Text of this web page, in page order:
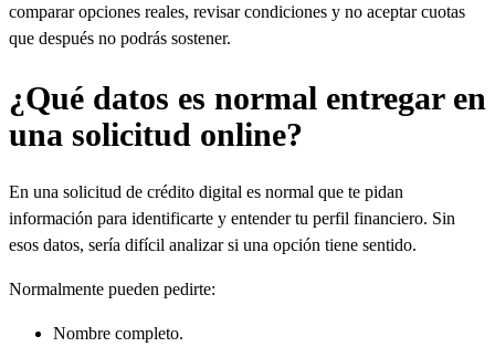
comparar opciones reales, revisar condiciones y no aceptar cuotas
que después no podrás sostener.
¿Qué datos es normal entregar en
una solicitud online?
En una solicitud de crédito digital es normal que te pidan
información para identificarte y entender tu perfil financiero. Sin
esos datos, sería difícil analizar si una opción tiene sentido.
Normalmente pueden pedirte:
Nombre completo.